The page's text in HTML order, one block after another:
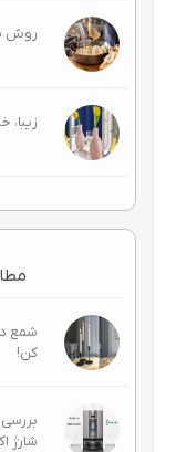
روش
شمع
کن!
شارژ